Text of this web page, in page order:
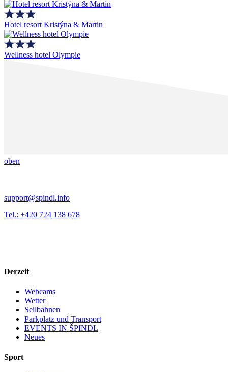
Hotel resort Kristýna & Martin
Wellness hotel Olympie
oben
support@spindl.info
Tel.: +420 724 138 678
Derzeit
Webcams
Wetter
Seilbahnen
Parkplatz und Transport
EVENTS IN ŠPINDL
Neues
Sport